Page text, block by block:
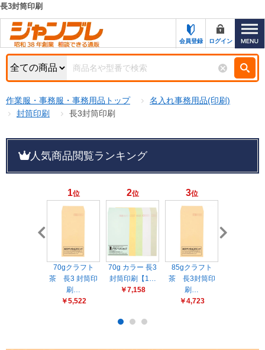
カテゴリー一覧
お知らせ
特集・キャンペーン一覧
初めての方へ
サポート＆ヘルプ
ジャンブレの特長
名入れ刺繍
メーカーカタログ一覧
キーワード検索
検索条件
商品ステータスで絞る
キャンペーン
おすすめ
売れ筋
オリジナル
販売終了
販売価格(税抜き)で絞る
長3封筒印刷
会員登録 ログイン
作業服・事務服・事務用品トップ
名入れ事務用品(印刷)
封筒印刷
長3封筒印刷
人気商品閲覧ランキング
1位
70gクラフト
茶 長3 封筒印
刷…
￥5,522
2位
70g カラー 長3
封筒印刷【1…
￥7,158
3位
85gクラフト
茶 長3封筒印
刷…
￥4,723